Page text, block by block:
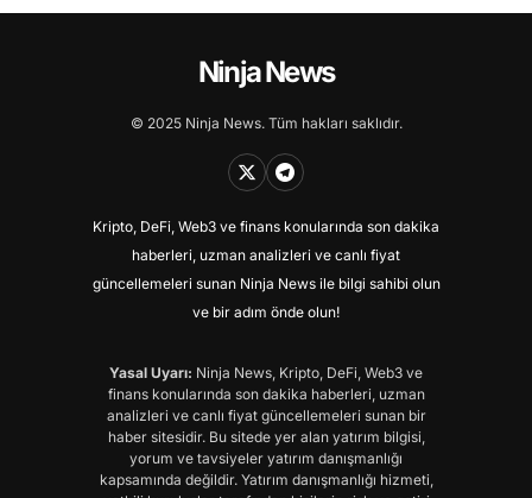
Ninja News
© 2025 Ninja News. Tüm hakları saklıdır.
Kripto, DeFi, Web3 ve finans konularında son dakika
haberleri, uzman analizleri ve canlı fiyat
güncellemeleri sunan Ninja News ile bilgi sahibi olun
ve bir adım önde olun!
Yasal Uyarı: Ninja News, Kripto, DeFi, Web3 ve
finans konularında son dakika haberleri, uzman
analizleri ve canlı fiyat güncellemeleri sunan bir
haber sitesidir. Bu sitede yer alan yatırım bilgisi,
yorum ve tavsiyeler yatırım danışmanlığı
kapsamında değildir. Yatırım danışmanlığı hizmeti,